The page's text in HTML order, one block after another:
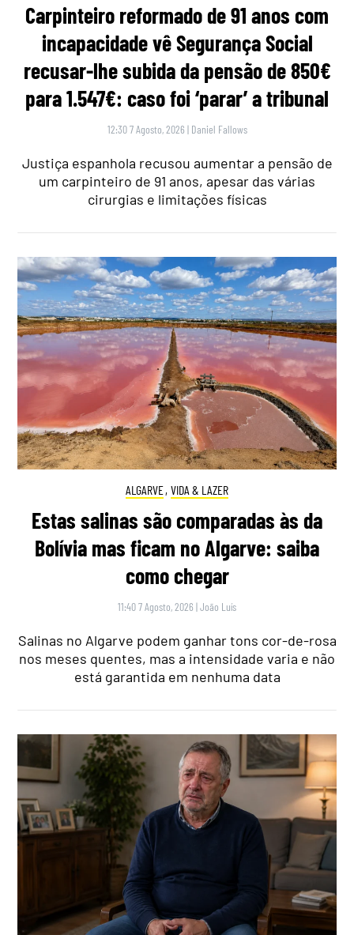
Carpinteiro reformado de 91 anos com
incapacidade vê Segurança Social
recusar-lhe subida da pensão de 850€
para 1.547€: caso foi ‘parar’ a tribunal
12:30 7 Agosto, 2026 | Daniel Fallows
Justiça espanhola recusou aumentar a pensão de
um carpinteiro de 91 anos, apesar das várias
cirurgias e limitações físicas
ALGARVE, VIDA & LAZER
Estas salinas são comparadas às da
Bolívia mas ficam no Algarve: saiba
como chegar
11:40 7 Agosto, 2026 |João Luís
Salinas no Algarve podem ganhar tons cor-de-rosa
nos meses quentes, mas a intensidade varia e não
está garantida em nenhuma data